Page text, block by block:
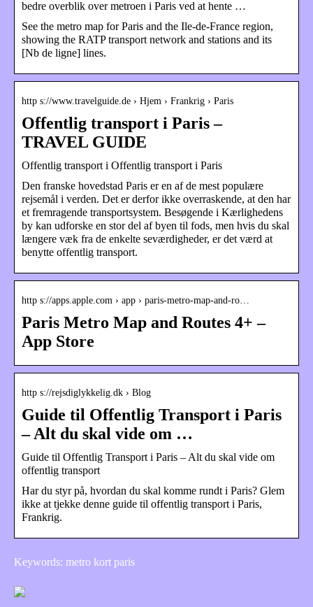
bedre overblik over metroen i Paris ved at hente …
See the metro map for Paris and the Ile-de-France region,
showing the RATP transport network and stations and its
[Nb de ligne] lines.
http s://www.travelguide.de › Hjem › Frankrig › Paris
Offentlig transport i Paris –
TRAVEL GUIDE
Offentlig transport i Offentlig transport i Paris
Den franske hovedstad Paris er en af de mest populære
rejsemål i verden. Det er derfor ikke overraskende, at den har
et fremragende transportsystem. Besøgende i Kærlighedens
by kan udforske en stor del af byen til fods, men hvis du skal
længere væk fra de enkelte seværdigheder, er det værd at
benytte offentlig transport.
http s://apps.apple.com › app › paris-metro-map-and-ro…
Paris Metro Map and Routes 4+ –
App Store
http s://rejsdiglykkelig.dk › Blog
Guide til Offentlig Transport i Paris
– Alt du skal vide om …
Guide til Offentlig Transport i Paris – Alt du skal vide om
offentlig transport
Har du styr på, hvordan du skal komme rundt i Paris? Glem
ikke at tjekke denne guide til offentlig transport i Paris,
Frankrig.
Keywords: metro kort paris